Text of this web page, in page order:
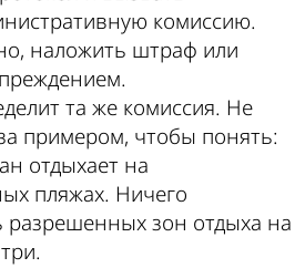
комиссию.
наложить штраф или
та же комиссия. Не
примером, чтобы понять:
отдыхает на
пляжах. Ничего
разрешенных зон отдыха на